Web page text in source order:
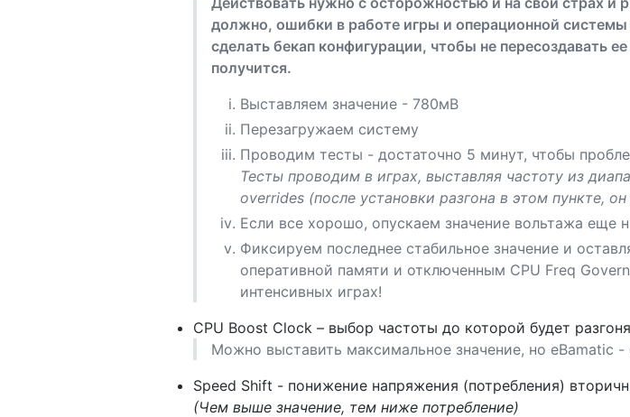
должно, ошибки в работе игры и операционной
сделать бекап конфигурации, чтобы не пересоздавать
получится.
Выставляем значение - 780мВ
Перезагружаем систему
Проводим тесты - достаточно 5 минут, чтобы
Тесты проводим в играх, выставляя частоту из
overrides (после установки разгона в этом пункте,
Если все хорошо, опускаем значение вольтажа еще
Фиксируем последнее стабильное значение и
оперативной памяти и отключенным CPU Freq
интенсивных играх!
CPU Boost Clock – выбор частоты до которой будет
Можно выставить максимальное значение, но eBamatic -
Speed Shift - понижение напряжения (потребления)
(Чем выше значение, тем ниже потребление)